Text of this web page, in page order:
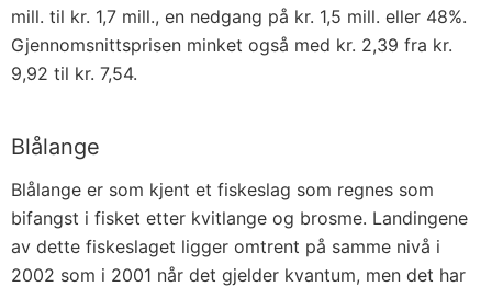
mill. til kr. 1,7 mill., en nedgang på kr. 1,5 mill. eller 48%.
Gjennomsnittsprisen minket også med kr. 2,39 fra kr.
9,92 til kr. 7,54.
Blålange
Blålange er som kjent et fiskeslag som regnes som
bifangst i fisket etter kvitlange og brosme. Landingene
av dette fiskeslaget ligger omtrent på samme nivå i
2002 som i 2001 når det gjelder kvantum, men det har